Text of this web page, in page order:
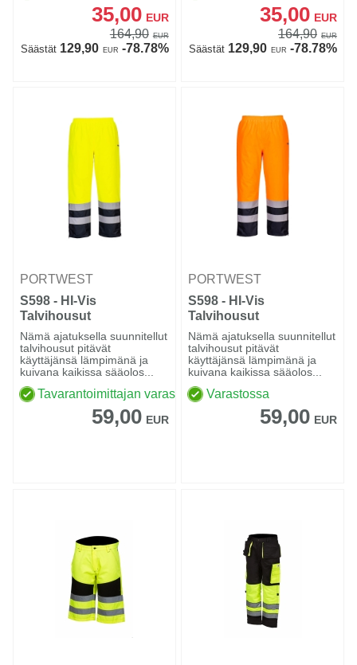
35,00 EUR
164,90 EUR
Säästät129,90 EUR -78.78%
35,00 EUR
164,90 EUR
Säästät129,90 EUR -78.78%
PORTWEST
S598 - HI-Vis
Talvihousut
Keltainen/navy
Nämä ajatuksella suunnitellut
talvihousut pitävät
käyttäjänsä lämpimänä ja
kuivana kaikissa sääolos...
Tavarantoimittajan varastossa
59,00 EUR
PORTWEST
S598 - HI-Vis
Talvihousut
Oranssi/navy
Nämä ajatuksella suunnitellut
talvihousut pitävät
käyttäjänsä lämpimänä ja
kuivana kaikissa sääolos...
Varastossa
59,00 EUR